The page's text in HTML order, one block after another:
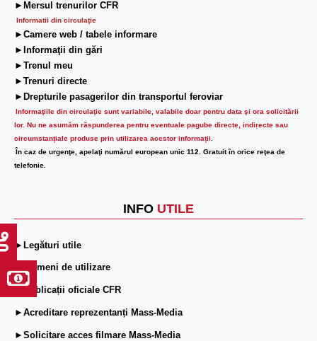
►Mersul trenurilor CFR
Informatii din circulaţie
►Camere web / tabele informare
►Informaţii din gări
►Trenul meu
►Trenuri directe
►Drepturile pasagerilor din transportul feroviar
Informaţiile din circulaţie sunt variabile, valabile doar pentru data şi ora solicitării
lor. Nu ne asumăm răspunderea pentru eventuale pagube directe, indirecte sau
circumstanțiale produse prin utilizarea acestor informații.
În caz de urgenţe, apelaţi numărul european unic 112. Gratuit în orice reţea de
telefonie.
INFO UTILE
►Legături utile
►Termeni de utilizare
►Publicații oficiale CFR
►Acreditare reprezentanți Mass-Media
►Solicitare acces filmare Mass-Media